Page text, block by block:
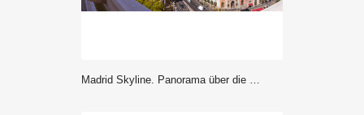
Madrid Skyline. Panorama über die Hauptstadt von Spanien mit Aussicht auf die Gran Via und dem Metropolis Haus.